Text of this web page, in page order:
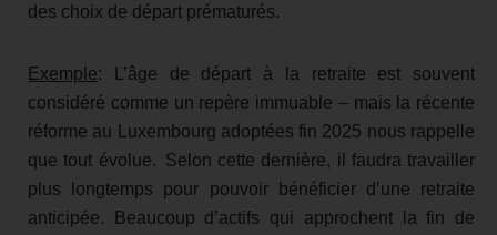
des choix de départ prématurés.
Exemple: L’âge de départ à la retraite est souvent
considéré comme un repère immuable – mais la récente
réforme au Luxembourg adoptées fin 2025 nous rappelle
que tout évolue. Selon cette dernière, il faudra travailler
plus longtemps pour pouvoir bénéficier d’une retraite
anticipée. Beaucoup d’actifs qui approchent la fin de